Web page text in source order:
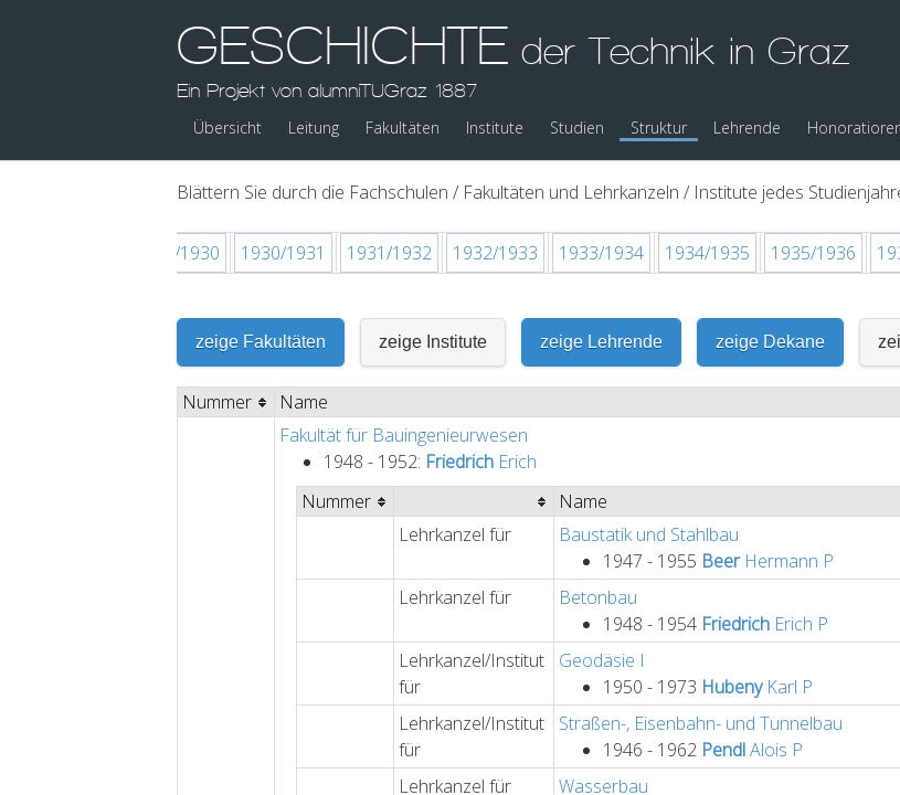
GESCHICHTE der Technik in Graz
Ein Projekt von alumniTUGraz 1887
Übersicht Leitung Fakultäten Institute Studien Struktur Lehrende
Blättern Sie durch die Fachschulen / Fakultäten und Lehrkanzeln / Institute jedes
1929/1930 1930/1931 1931/1932 1932/1933 1933/1934 1934/1935 1935/1936
zeige Fakultäten zeige Institute zeige Lehrende zeige Dekane
Nummer Name
Fakultät für Bauingenieurwesen
1948 - 1952: Friedrich Erich
Nummer
Name
Lehrkanzel für
Baustatik und Stahlbau
1947 - 1955 BeerHermann P
Lehrkanzel für
Betonbau
1948 - 1954 Friedrich Erich P
Lehrkanzel/Institut
für
Geodäsie I
1950 - 1973 HubenyKarl P
Lehrkanzel/Institut
für
Straßen-, Eisenbahn- und Tunnelbau
1946 - 1962 PendlAlois P
Lehrkanzel für Wasserbau